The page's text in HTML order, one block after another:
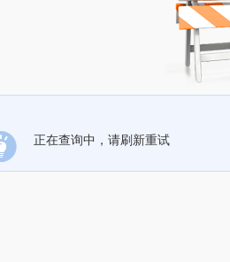
正在查询中，请刷新重试